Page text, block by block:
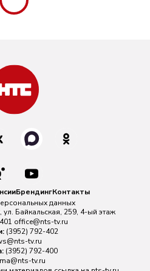
БрендингКонтакты
данных
ул. Байкальская, 259, 4-ый этаж
office@nts-tv.ru
(3952) 792-402
tv.ru
(3952) 792-400
tv.ru